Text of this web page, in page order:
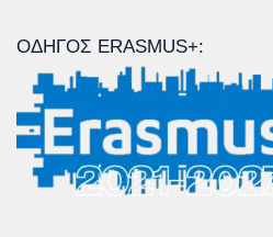
ΟΔΗΓΌΣ ERASMUS+: